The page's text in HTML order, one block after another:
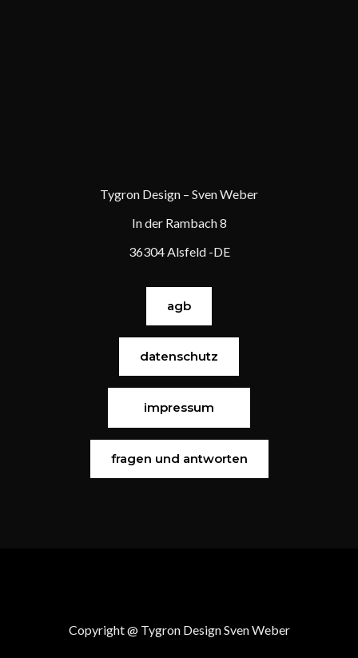
Tygron Design – Sven Weber
In der Rambach 8
36304 Alsfeld -DE
agb
datenschutz
impressum
fragen und antworten
Copyright @ Tygron Design Sven Weber